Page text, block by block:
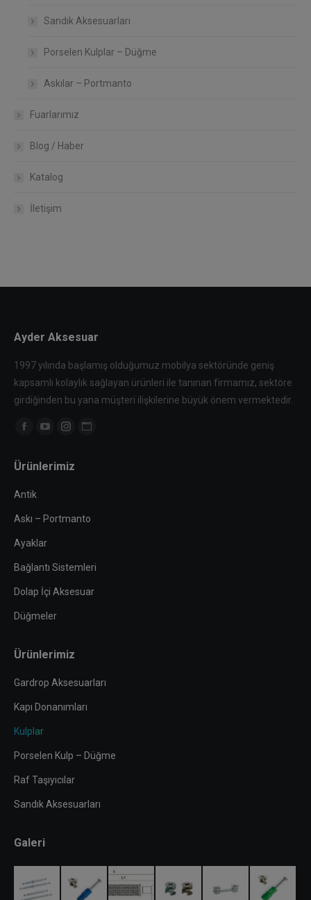
Sandık Aksesuarları
Porselen Kulplar – Düğme
Askılar – Portmanto
Fuarlarımız
Blog / Haber
Katalog
İletişim
Ayder Aksesuar
1997 yılında başlamış olduğumuz mobilya sektöründe geniş
kapsamlı kolaylık sağlayan ürünleri ile tanınan firmamız, sektöre
girdiğinden bu yana müşteri ilişkilerine büyük önem vermektedir.
Find us on:
Facebook
opens
in
window
YouTube
opens
window
Instagram
opens
window
Website
window
Ürünlerimiz
Antik
Askı – Portmanto
Ayaklar
Bağlantı Sistemleri
Dolap İçi Aksesuar
Düğmeler
Ürünlerimiz
Gardrop Aksesuarları
Kapı Donanımları
Kulplar
Porselen Kulp – Düğme
Raf Taşıyıcılar
Sandık Aksesuarları
Galeri